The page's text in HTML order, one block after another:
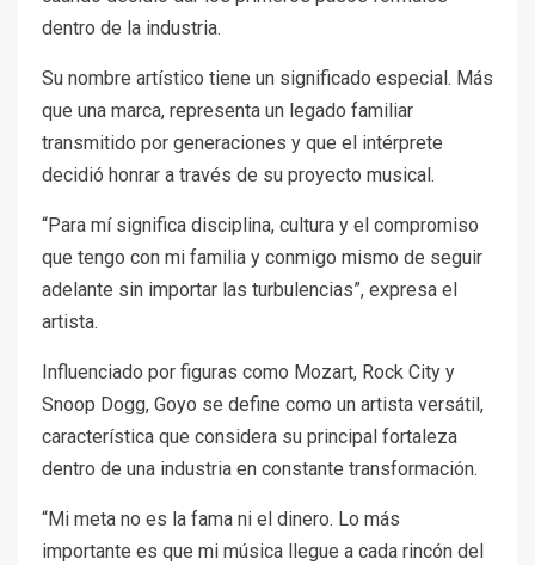
dentro de la industria.
Su nombre artístico tiene un significado especial. Más
que una marca, representa un legado familiar
transmitido por generaciones y que el intérprete
decidió honrar a través de su proyecto musical.
“Para mí significa disciplina, cultura y el compromiso
que tengo con mi familia y conmigo mismo de seguir
adelante sin importar las turbulencias”, expresa el
artista.
Influenciado por figuras como Mozart, Rock City y
Snoop Dogg, Goyo se define como un artista versátil,
característica que considera su principal fortaleza
dentro de una industria en constante transformación.
“Mi meta no es la fama ni el dinero. Lo más
importante es que mi música llegue a cada rincón del